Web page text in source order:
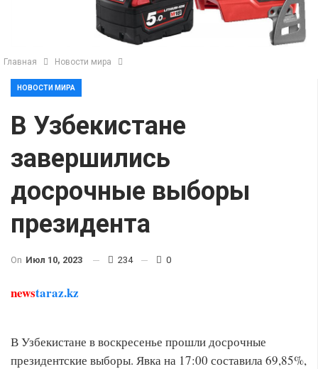
Главная Новости мира
НОВОСТИ МИРА
В Узбекистане
завершились
досрочные выборы
президента
On Июл 10, 2023 234 0
newstaraz.kz
В Узбекистане в воскресенье прошли досрочные
президентские выборы. Явка на 17:00 составила 69,85%,